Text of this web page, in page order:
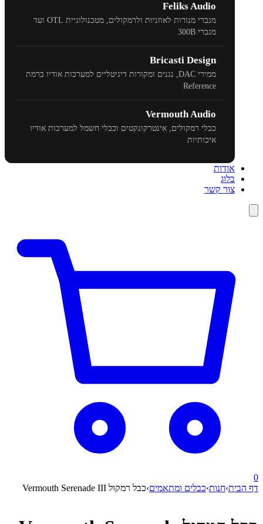
Feliks Audio
מגברי מנורות לאוזניות ולרמקולים, מטכנולוגיית OTL ועד
מגברי 300B
Bricasti Design
ממירי DAC, נגנים ומקורות דיגיטליים למערכות אודיו ברמת
Reference
Vermouth Audio
כבלי רמקולים, אינטרקונקטים וכבלי חשמל למערכות אודיו
איכותיות
אודות
בלוג
צור קשר
0
דף הבית›חנות›כבלים ומתאמים›כבל רמקול Vermouth Serenade III